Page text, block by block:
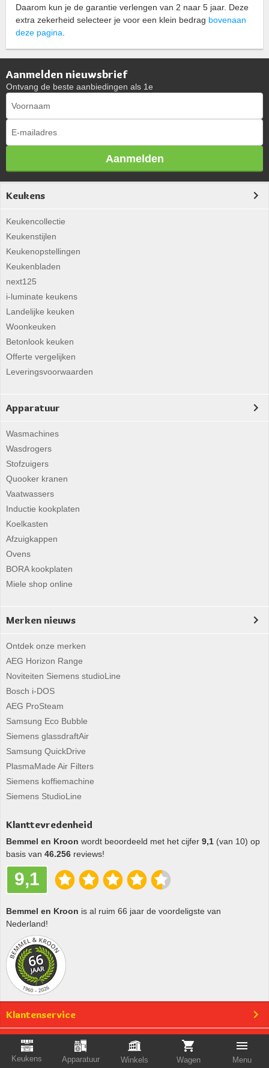
Keukens Apparatuur Winkels Wagen Menu
Daarom kun je de garantie verlengen van 2 naar 5 jaar. Deze
extra zekerheid selecteer je voor een klein bedrag bovenaan
deze pagina
Aanmelden nieuwsbrief
Ontvang de beste aanbiedingen als 1e
Aanmelden
Keukens
Keukencollectie
Keukenstijlen
Keukenopstellingen
Keukenbladen
next125
i-luminate keukens
Landelijke keuken
Woonkeuken
Betonlook keuken
Offerte vergelijken
Leveringsvoorwaarden
Apparatuur
Wasmachines
Wasdrogers
Stofzuigers
Quooker kranen
Vaatwassers
Inductie kookplaten
Koelkasten
Afzuigkappen
Ovens
BORA kookplaten
Miele shop online
Merken nieuws
Ontdek onze merken
AEG Horizon Range
Noviteiten Siemens studioLine
Bosch i-DOS
AEG ProSteam
Samsung Eco Bubble
Siemens glassdraftAir
Samsung QuickDrive
PlasmaMade Air Filters
Siemens koffiemachine
Siemens StudioLine
Klanttevredenheid
Bemmel en Kroon wordt beoordeeld met het cijfer 9,1 (van 10) op
basis van 46.256 reviews!
9,1
Bemmel en Kroon is al ruim 66 jaar de voordeligste van
Nederland!
Klantenservice
Bestellen
Bezorgen & afhalen